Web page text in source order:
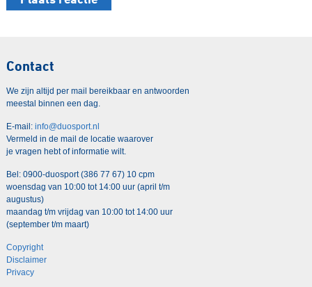
Contact
We zijn altijd per mail bereikbaar en antwoorden
meestal binnen een dag.
E-mail: info@duosport.nl
Vermeld in de mail de locatie waarover
je vragen hebt of informatie wilt.
Bel: 0900-duosport (386 77 67) 10 cpm
woensdag van 10:00 tot 14:00 uur (april t/m
augustus)
maandag t/m vrijdag van 10:00 tot 14:00 uur
(september t/m maart)
Copyright
Disclaimer
Privacy